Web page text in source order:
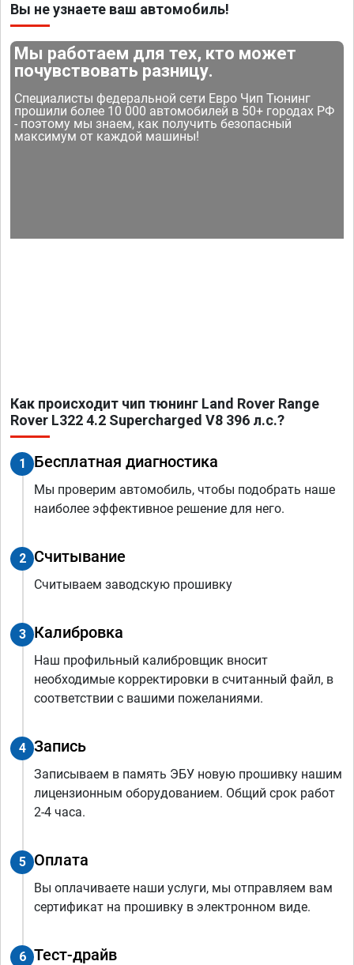
Вы не узнаете ваш автомобиль!
Мы работаем для тех, кто может
почувствовать разницу.
Специалисты федеральной сети Евро Чип Тюнинг
прошили более 10 000 автомобилей в 50+ городах РФ
- поэтому мы знаем, как получить безопасный
максимум от каждой машины!
Как происходит чип тюнинг Land Rover Range
Rover L322 4.2 Supercharged V8 396 л.с.?
1 Бесплатная диагностика
Мы проверим автомобиль, чтобы подобрать наше
наиболее эффективное решение для него.
2 Считывание
Считываем заводскую прошивку
3 Калибровка
Наш профильный калибровщик вносит
необходимые корректировки в считанный файл, в
соответствии с вашими пожеланиями.
4 Запись
Записываем в память ЭБУ новую прошивку нашим
лицензионным оборудованием. Общий срок работ
2-4 часа.
5 Оплата
Вы оплачиваете наши услуги, мы отправляем вам
сертификат на прошивку в электронном виде.
6 Тест-драйв